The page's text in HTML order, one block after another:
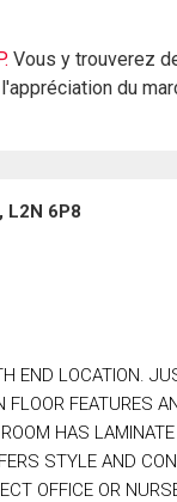
Vous y trouverez
du
L2N 6P8
END LOCATION.
FEATURES
HAS
STYLE AND
OFFICE OR